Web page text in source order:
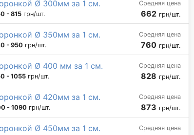
Ø 300мм за 1 см.
- 815 грн/шт.
Средняя цена
662 грн/шт.
Ø 350мм за 1 см.
- 950 грн/шт.
Средняя цена
760 грн/шт.
Ø 400 мм за 1 см.
- 1055 грн/шт.
Средняя цена
828 грн/шт.
Ø 420мм за 1 см.
- 1090 грн/шт.
Средняя цена
873 грн/шт.
Ø 450мм за 1 см. Средняя цена